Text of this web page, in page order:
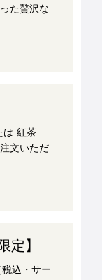
た贅沢な
は 紅茶
文いただ
定】
税込・サー